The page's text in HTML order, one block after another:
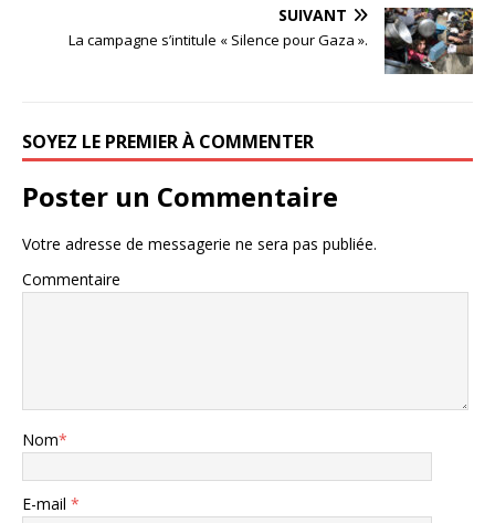
SUIVANT
La campagne s’intitule « Silence pour Gaza ».
SOYEZ LE PREMIER À COMMENTER
Poster un Commentaire
Votre adresse de messagerie ne sera pas publiée.
Commentaire
Nom*
E-mail *